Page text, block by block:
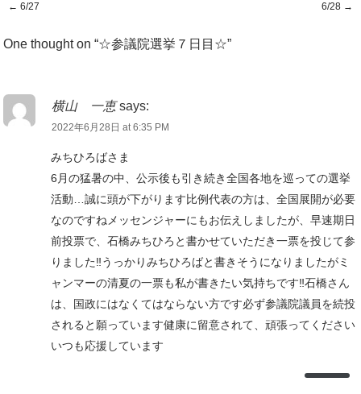
Post navigation
← 6/27 6/28 →
One thought on “☆参議院選挙７日目☆”
横山 一恵 says:
2022年6月28日 at 6:35 PM
みちひろばさま
6月の猛暑の中、公示後も引き続き全国各地を巡っての選挙
活動…誠に頭が下がります比例代表の方は、全国展開が必要
なのですねメッセンジャーにもお伝えしましたが、早速期日
前投票で、石橋みちひろと書かせていただき一票を投じて参
りました‼️うっかりみちひろばと書きそうになりましたがミ
ャンマーの清夏の一票も私が書きたい気持ちです‼️石橋さん
は、国政にはなくてはならない方です必ず参議院議員を続投
されると願っています健康に留意されて、頑張ってください
いつも応援しています